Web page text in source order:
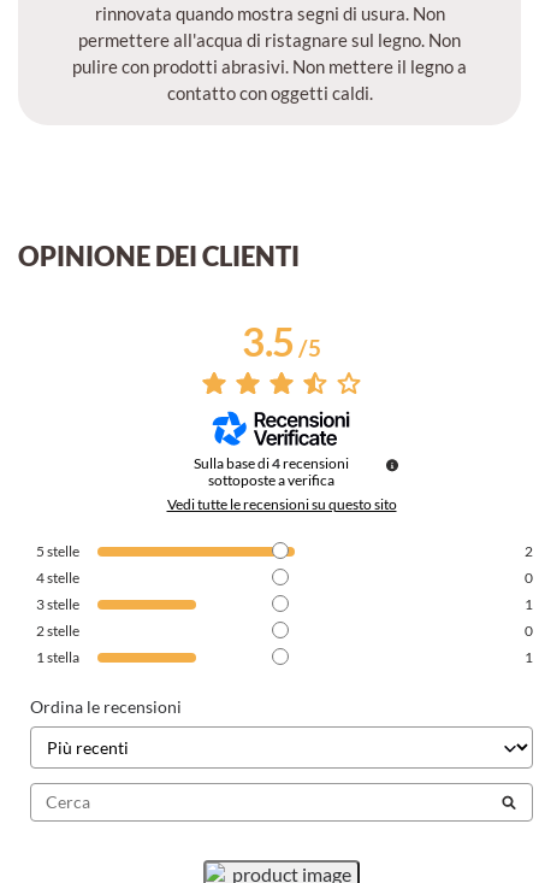
rinnovata quando mostra segni di usura. Non
permettere all'acqua di ristagnare sul legno. Non
pulire con prodotti abrasivi. Non mettere il legno a
contatto con oggetti caldi.
OPINIONE DEI CLIENTI
3.5/5
Sulla base di4recensioni
sottoposte a verifica
Vedi tutte le recensioni su questo sito
5 stelle
2
4stelle
0
3stelle
1
2stelle
0
1 stella 1
Ordina le recensioni